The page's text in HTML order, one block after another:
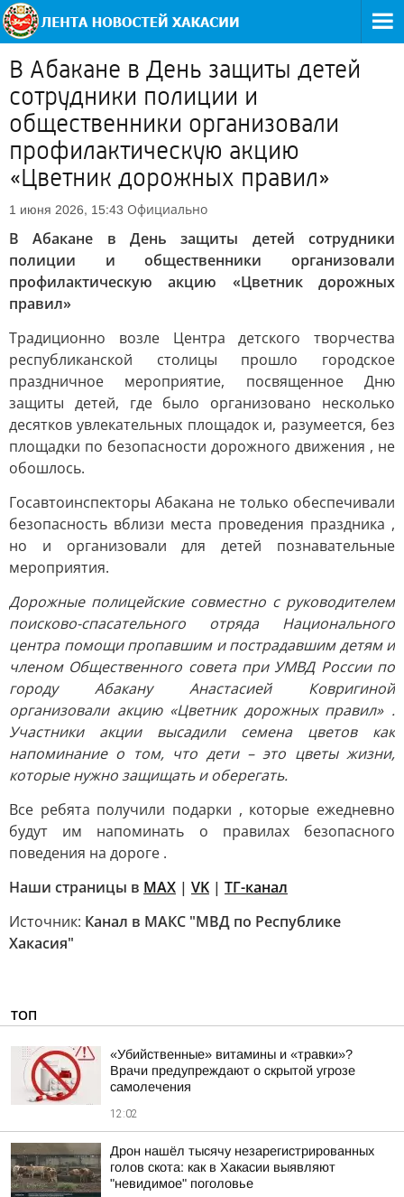
В Абакане в День защиты детей
сотрудники полиции и
общественники организовали
профилактическую акцию
«Цветник дорожных правил»
1 июня 2026, 15:43 Официально
В Абакане в День защиты детей сотрудники
полиции и общественники организовали
профилактическую акцию «Цветник дорожных
правил»
Традиционно возле Центра детского творчества
республиканской столицы прошло городское
праздничное мероприятие, посвященное Дню
защиты детей, где было организовано несколько
десятков увлекательных площадок и, разумеется, без
площадки по безопасности дорожного движения , не
обошлось.
Госавтоинспекторы Абакана не только обеспечивали
безопасность вблизи места проведения праздника ,
но и организовали для детей познавательные
мероприятия.
Дорожные полицейские совместно с руководителем
поисково-спасательного отряда Национального
центра помощи пропавшим и пострадавшим детям и
членом Общественного совета при УМВД России по
городу Абакану Анастасией Ковригиной
организовали акцию «Цветник дорожных правил» .
Участники акции высадили семена цветов как
напоминание о том, что дети – это цветы жизни,
которые нужно защищать и оберегать.
Все ребята получили подарки , которые ежедневно
будут им напоминать о правилах безопасного
поведения на дороге .
Наши страницы в MAX | VK | ТГ-канал
Источник: Канал в МАКС "МВД по Республике
Хакасия"
ТОП
«Убийственные» витамины и «травки»?
Врачи предупреждают о скрытой угрозе
самолечения
12:02
Дрон нашёл тысячу незарегистрированных
голов скота: как в Хакасии выявляют
"невидимое" поголовье